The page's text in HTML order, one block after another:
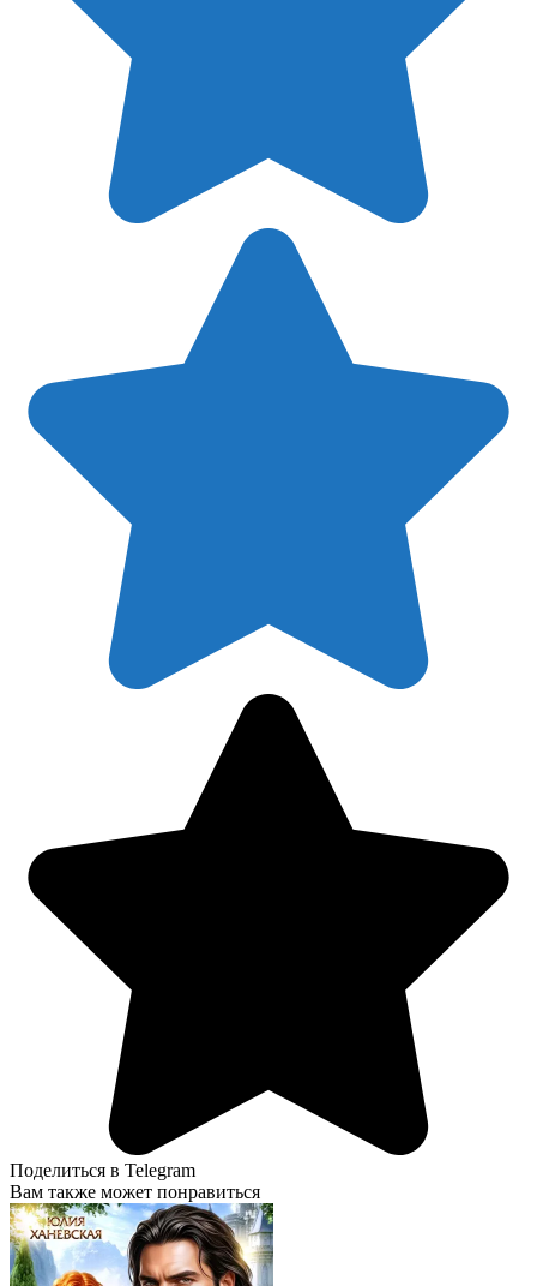
Поделиться в Telegram
Вам также может понравиться